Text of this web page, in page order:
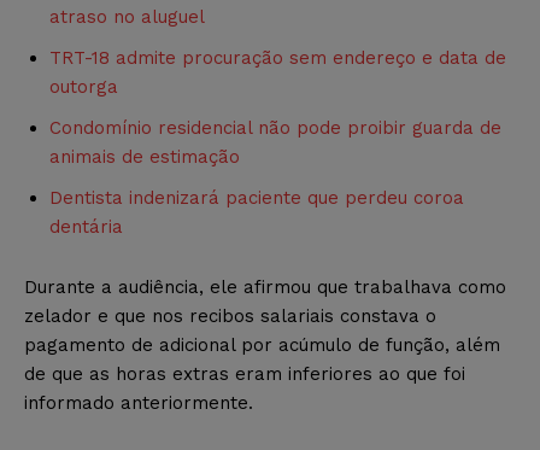
atraso no aluguel
TRT-18 admite procuração sem endereço e data de
outorga
Condomínio residencial não pode proibir guarda de
animais de estimação
Dentista indenizará paciente que perdeu coroa
dentária
Durante a audiência, ele afirmou que trabalhava como
zelador e que nos recibos salariais constava o
pagamento de adicional por acúmulo de função, além
de que as horas extras eram inferiores ao que foi
informado anteriormente.